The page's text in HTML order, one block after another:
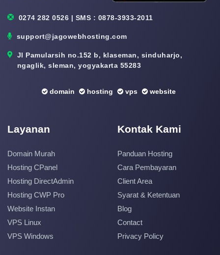
0274 282 0526 | SMS : 0878-3933-2011
support@jagowebhosting.com
Jl Pamularsih no.152 b, klaseman, sinduharjo,
ngaglik, sleman, yogyakarta 55283
domain hosting vps website
Layanan
Domain Murah
Hosting CPanel
Hosting DirectAdmin
Hosting CWP Pro
Website Instan
VPS Linux
VPS Windows
Kontak Kami
Panduan Hosting
Cara Pembayaran
Client Area
Syarat & Ketentuan
Blog
Contact
Privacy Policy